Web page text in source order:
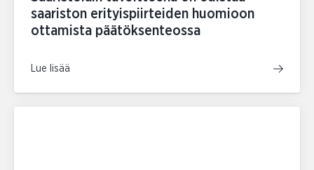
saariston erityispiirteiden huomioon
ottamista päätöksenteossa
Lue lisää